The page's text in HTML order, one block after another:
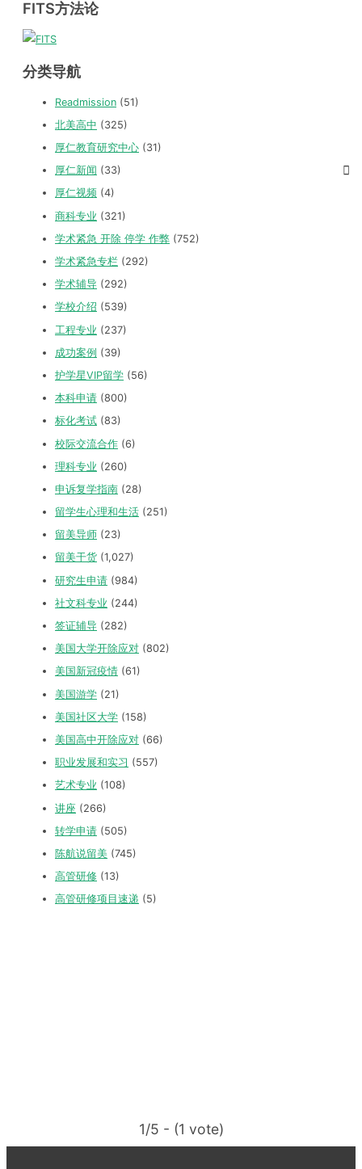
FITS方法论
分类导航
Readmission (51)
北美高中 (325)
厚仁教育研究中心 (31)
厚仁新闻 (33)
厚仁视频 (4)
商科专业 (321)
学术紧急 开除 停学 作弊 (752)
学术紧急专栏 (292)
学术辅导 (292)
学校介绍 (539)
工程专业 (237)
成功案例 (39)
护学星VIP留学 (56)
本科申请 (800)
标化考试 (83)
校际交流合作 (6)
理科专业 (260)
申诉复学指南 (28)
留学生心理和生活 (251)
留美导师 (23)
留美干货 (1,027)
研究生申请 (984)
社文科专业 (244)
签证辅导 (282)
美国大学开除应对 (802)
美国新冠疫情 (61)
美国游学 (21)
美国社区大学 (158)
美国高中开除应对 (66)
职业发展和实习 (557)
艺术专业 (108)
讲座 (266)
转学申请 (505)
陈航说留美 (745)
高管研修 (13)
高管研修项目速递 (5)
1/5 - (1 vote)